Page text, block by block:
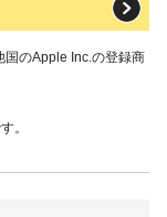
国のApple Inc.の登録商
。